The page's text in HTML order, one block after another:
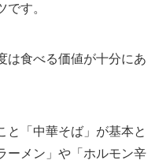
す。
は食べる価値が十分にあ
と「中華そば」が基本と
ーメン」や「ホルモン辛